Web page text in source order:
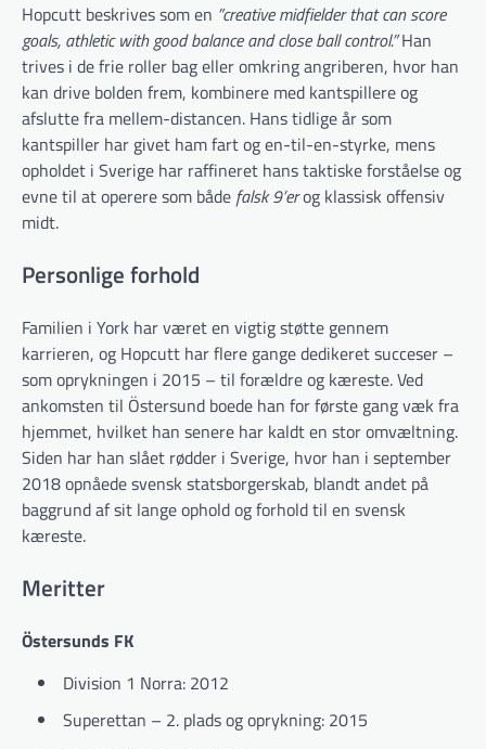
Hopcutt beskrives som en ”creative midfielder that can score
goals, athletic with good balance and close ball control.”Han
trives i de frie roller bag eller omkring angriberen, hvor han
kan drive bolden frem, kombinere med kantspillere og
afslutte fra mellem-distancen. Hans tidlige år som
kantspiller har givet ham fart og en-til-en-styrke, mens
opholdet i Sverige har raffineret hans taktiske forståelse og
evne til at operere som både falsk 9’erog klassisk offensiv
midt.
Personlige forhold
Familien i York har været en vigtig støtte gennem
karrieren, og Hopcutt har flere gange dedikeret succeser –
som oprykningen i 2015 – til forældre og kæreste. Ved
ankomsten til Östersund boede han for første gang væk fra
hjemmet, hvilket han senere har kaldt en stor omvæltning.
Siden har han slået rødder i Sverige, hvor han i september
2018 opnåede svensk statsborgerskab, blandt andet på
baggrund af sit lange ophold og forhold til en svensk
kæreste.
Meritter
Östersunds FK
Division 1 Norra: 2012
Superettan – 2. plads og oprykning: 2015